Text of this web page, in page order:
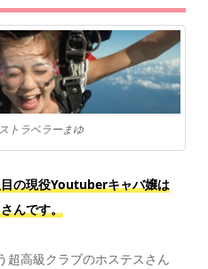
トラベラーまゆ
の現役Youtuberキャバ嬢は
んです。
超高級クラブのホステスさん